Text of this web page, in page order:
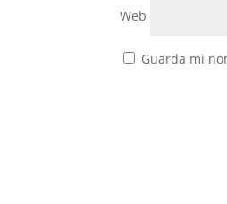
Web
Guarda mi